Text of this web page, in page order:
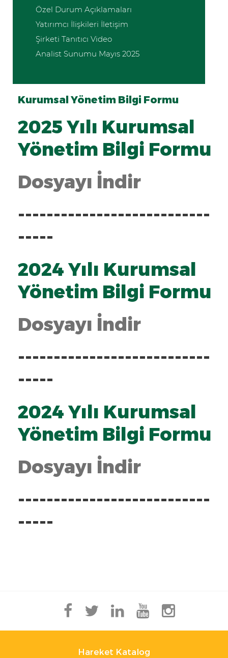
Özel Durum Açıklamaları
Yatırımcı İlişkileri İletişim
Şirketi Tanıtıcı Video
Analist Sunumu Mayıs 2025
Kurumsal Yönetim Bilgi Formu
2025 Yılı Kurumsal
Yönetim Bilgi Formu
Dosyayı İndir
---------------------------
-----
2024 Yılı Kurumsal
Yönetim Bilgi Formu
Dosyayı İndir
---------------------------
-----
2024 Yılı Kurumsal
Yönetim Bilgi Formu
Dosyayı İndir
---------------------------
-----
Hareket Katalog